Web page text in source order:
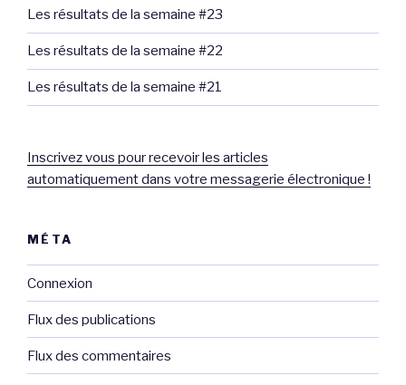
Les résultats de la semaine #23
Les résultats de la semaine #22
Les résultats de la semaine #21
Inscrivez vous pour recevoir les articles
automatiquement dans votre messagerie électronique !
MÉTA
Connexion
Flux des publications
Flux des commentaires